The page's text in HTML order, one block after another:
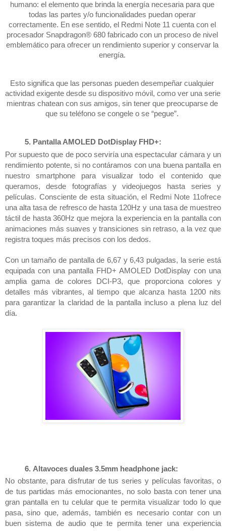
humano: el elemento que brinda la energía necesaria para que
todas las partes y/o funcionalidades puedan operar
correctamente. En ese sentido, el Redmi Note 11 cuenta con el
procesador Snapdragon® 680 fabricado con un proceso de nivel
emblemático para ofrecer un rendimiento superior y conservar la
energía.
Esto significa que las personas pueden desempeñar cualquier
actividad exigente desde su dispositivo móvil, como ver una serie
mientras chatean con sus amigos, sin tener que preocuparse de
que su teléfono se congele o se “pegue”.
Pantalla AMOLED DotDisplay FHD+:
Por supuesto que de poco serviría una espectacular cámara y un
rendimiento potente, si no contáramos con una buena pantalla en
nuestro smartphone para visualizar todo el contenido que
queramos, desde fotografías y videojuegos hasta series y
películas. Consciente de esta situación, el Redmi Note 11ofrece
una alta tasa de refresco de hasta 120Hz y una tasa de muestreo
táctil de hasta 360Hz que mejora la experiencia en la pantalla con
animaciones más suaves y transiciones sin retraso, a la vez que
registra toques más precisos con los dedos.
Con un tamaño de pantalla de 6,67 y 6,43 pulgadas, la serie está
equipada con una pantalla FHD+ AMOLED DotDisplay con una
amplia gama de colores DCI-P3, que proporciona colores y
detalles más vibrantes, al tiempo que alcanza hasta 1200 nits
para garantizar la claridad de la pantalla incluso a plena luz del
día.
Altavoces duales 3.5mm headphone jack:
No obstante, para disfrutar de tus series y películas favoritas, o
de tus partidas más emocionantes, no solo basta con tener una
gran pantalla en tu celular que te permita visualizar todo lo que
pasa, sino que, además, también es necesario contar con un
buen sistema de audio que te permita tener una experiencia